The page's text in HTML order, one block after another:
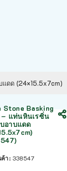
ดด (24×15.5x7cm)
Stone Basking
– แท่นหินเรซิ่น
อาบแดด
า: 338547